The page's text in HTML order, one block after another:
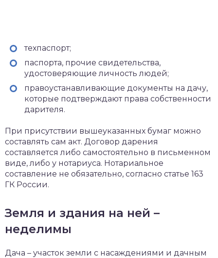
техпаспорт;
паспорта, прочие свидетельства,
удостоверяющие личность людей;
правоустанавливающие документы на дачу,
которые подтверждают права собственности
дарителя.
При присутствии вышеуказанных бумаг можно
составлять сам акт. Договор дарения
составляется либо самостоятельно в письменном
виде, либо у нотариуса. Нотариальное
составление не обязательно, согласно статье 163
ГК России.
Земля и здания на ней –
неделимы
Дача – участок земли с насаждениями и дачным